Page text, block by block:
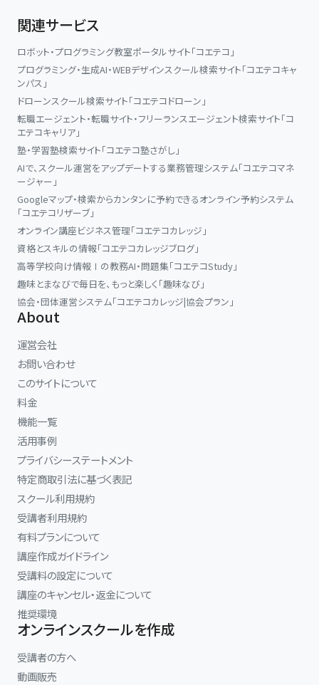
関連サービス
ロボット・プログラミング教室ポータルサイト「コエテコ」
プログラミング・生成AI・WEBデザインスクール検索サイト「コエテコキャ
ンパス」
ドローンスクール検索サイト「コエテコドローン」
転職エージェント・転職サイト・フリーランスエージェント検索サイト「コ
エテコキャリア」
塾・学習塾検索サイト「コエテコ塾さがし」
AIで、スクール運営をアップデートする業務管理システム「コエテコマネ
ージャー」
Googleマップ・検索からカンタンに予約できるオンライン予約システム
「コエテコリザーブ」
オンライン講座ビジネス管理「コエテコカレッジ」
資格とスキルの情報「コエテコカレッジブログ」
高等学校向け情報Ⅰの教務AI・問題集「コエテコStudy」
趣味とまなびで毎日を、もっと楽しく「趣味なび」
協会・団体運営システム「コエテコカレッジ|協会プラン」
About
運営会社
お問い合わせ
このサイトについて
料金
機能一覧
活用事例
プライバシーステートメント
特定商取引法に基づく表記
スクール利用規約
受講者利用規約
有料プランについて
講座作成ガイドライン
受講料の設定について
講座のキャンセル・返金について
推奨環境
オンラインスクールを作成
受講者の方へ
動画販売